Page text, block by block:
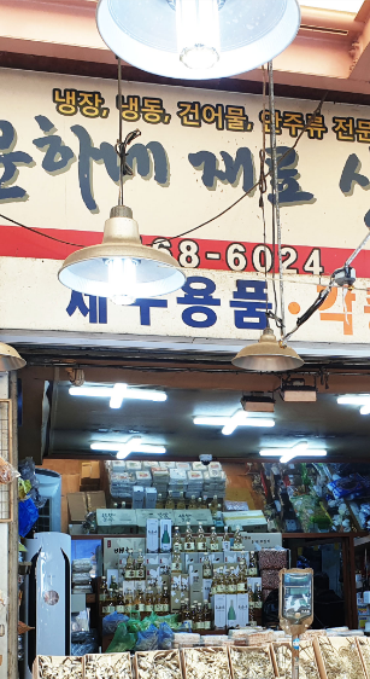
모래내즉석핫바
식품
010-2626-6335
구월로276번길 61
윤하네건어물
식품
032-468-6024
구월로276번길 29